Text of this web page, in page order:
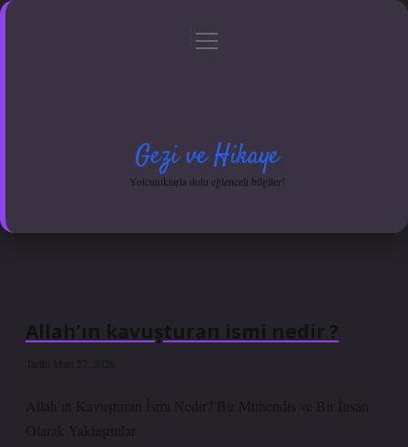
Gizlilik Politikası
menüyü
Gezi ve Hikaye
Yolculuklarla dolu eğlenceli bilgiler!
Allah’ın kavuşturan ismi nedir ?
Tarih: Mart 27, 2026
Allah’ın Kavuşturan İsmi Nedir? Bir Mühendis ve Bir İnsan
Olarak Yaklaşımlar